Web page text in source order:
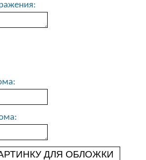
ДЛЯ ОБЛОЖКИ